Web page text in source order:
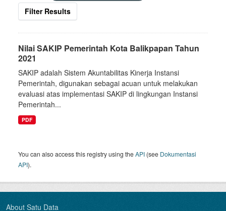
Filter Results
Nilai SAKIP Pemerintah Kota Balikpapan Tahun
2021
SAKIP adalah Sistem Akuntabilitas Kinerja Instansi
Pemerintah, digunakan sebagai acuan untuk melakukan
evaluasi atas implementasi SAKIP di lingkungan Instansi
Pemerintah...
PDF
You can also access this registry using theAPI (see Dokumentasi
API).
About Satu Data